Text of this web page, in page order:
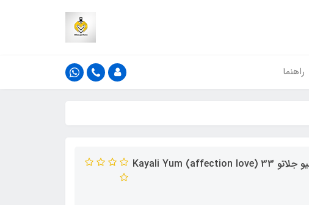
راهنما
ادکلن لطافه مدل افکشن لاو رایحه کایالی یام پستشیو جلاتو 33 (affection love) Kayali Yum